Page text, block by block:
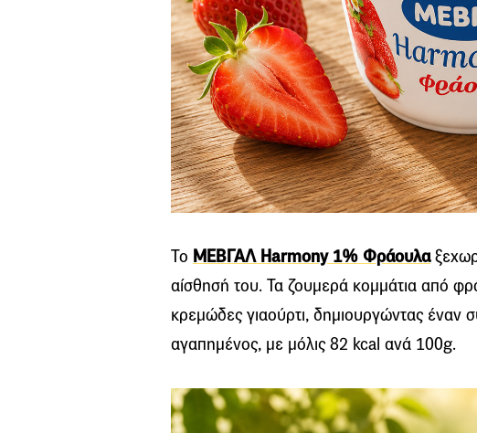
Το ΜΕΒΓΑΛ Harmony 1% Φράουλα
αίσθησή του. Τα ζουμερά κομμάτια από
κρεμώδες γιαούρτι, δημιουργώντας έναν
αγαπημένος, με μόλις 82 kcal ανά 100g.